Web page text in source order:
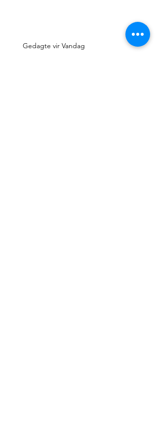
Gedagte vir Vandag